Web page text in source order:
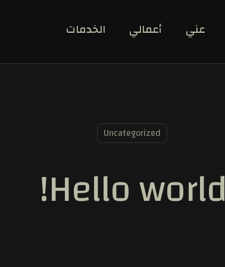
الخدمات أعمالي عني
Uncategorized
Hello world!